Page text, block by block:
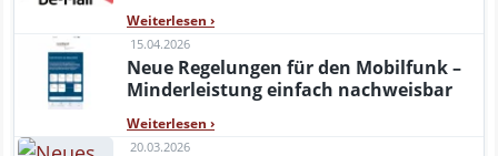
Weiterlesen ›
15.04.2026
Neue Regelungen für den Mobilfunk –
Minderleistung einfach nachweisbar
Weiterlesen ›
20.03.2026